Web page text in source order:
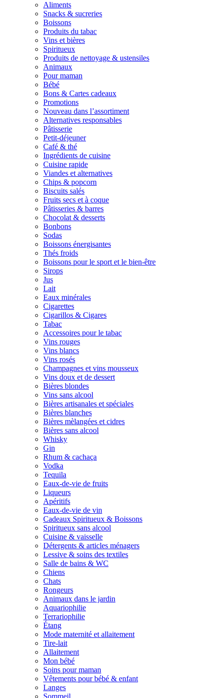
Aliments
Snacks & sucreries
Boissons
Produits du tabac
Vins et bières
Spiritueux
Produits de nettoyage & ustensiles
Animaux
Pour maman
Bébé
Bons & Cartes cadeaux
Promotions
Nouveau dans l’assortiment
Alternatives responsables
Pâtisserie
Petit-déjeuner
Café & thé
Ingrédients de cuisine
Cuisine rapide
Viandes et alternatives
Chips & popcorn
Biscuits salés
Fruits secs et à coque
Pâtisseries & barres
Chocolat & desserts
Bonbons
Sodas
Boissons énergisantes
Thés froids
Boissons pour le sport et le bien-être
Sirops
Jus
Lait
Eaux minérales
Cigarettes
Cigarillos & Cigares
Tabac
Accessoires pour le tabac
Vins rouges
Vins blancs
Vins rosés
Champagnes et vins mousseux
Vins doux et de dessert
Bières blondes
Vins sans alcool
Bières artisanales et spéciales
Bières blanches
Bières mèlangées et cidres
Bières sans alcool
Whisky
Gin
Rhum & cachaça
Vodka
Tequila
Eaux-de-vie de fruits
Liqueurs
Apéritifs
Eaux-de-vie de vin
Cadeaux Spiritueux & Boissons
Spiritueux sans alcool
Cuisine & vaisselle
Détergents & articles ménagers
Lessive & soins des textiles
Salle de bains & WC
Chiens
Chats
Rongeurs
Animaux dans le jardin
Aquariophilie
Terrariophilie
Étang
Mode maternité et allaitement
Tire-lait
Allaitement
Mon bébé
Soins pour maman
Vêtements pour bébé & enfant
Langes
Sommeil